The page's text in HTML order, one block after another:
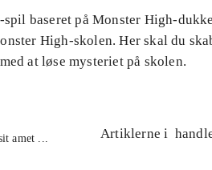
baseret på Monster High-
High-skolen. Her skal du
at løse mysteriet på skolen.
amet ...
Artiklerne i